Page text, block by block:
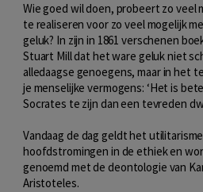
Wie goed wil doen, probeert zo veel
te realiseren voor zo veel mogelijk
geluk? In zijn in 1861 verschenen
Stuart Mill dat het ware geluk niet
alledaagse genoegens, maar in het
je menselijke vermogens: ‘Het is
Socrates te zijn dan een tevreden
Vandaag de dag geldt het
hoofdstromingen in de ethiek en
genoemd met de deontologie van
Aristoteles.